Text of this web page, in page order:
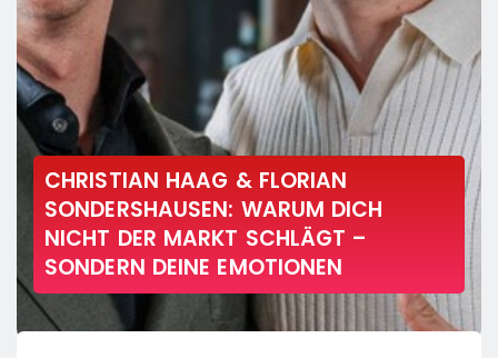
CHRISTIAN HAAG & FLORIAN
SONDERSHAUSEN: WARUM DICH
NICHT DER MARKT SCHLÄGT –
SONDERN DEINE EMOTIONEN